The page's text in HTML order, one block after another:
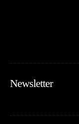
Newsletter